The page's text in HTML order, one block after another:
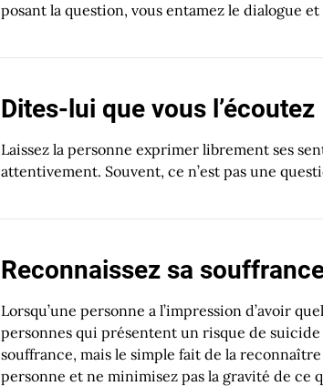
posant la question, vous entamez le dialogue
Dites-lui que vous l’écoutez
Laissez la personne exprimer librement ses
attentivement. Souvent, ce n’est pas une
Reconnaissez sa
Lorsqu’une personne a l’impression d’avoir
personnes qui présentent un risque de
souffrance, mais le simple fait de la
personne et ne minimisez pas la gravité de ce